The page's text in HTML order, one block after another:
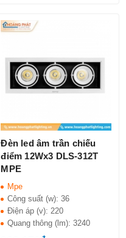
Đèn led âm trần chiếu
điểm 12Wx3 DLS-312T
MPE
Mpe
Công suất (w):36
Điện áp (v):220
Quang thông (lm):3240